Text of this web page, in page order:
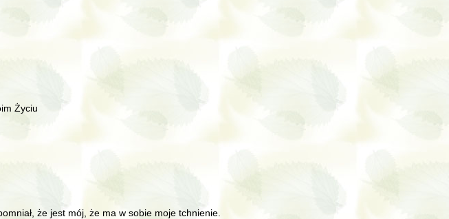
Życiu
że jest mój, że ma w sobie moje tchnienie.